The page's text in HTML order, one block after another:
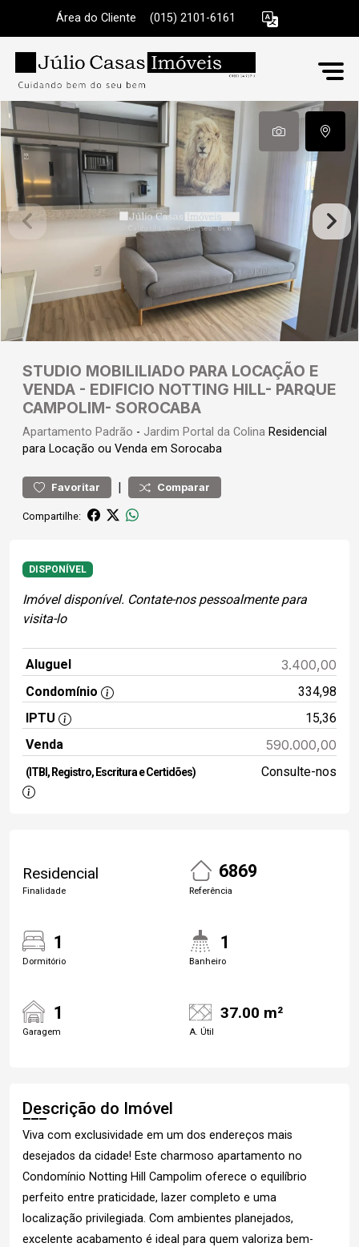
Área do Cliente (015) 2101-6161
STUDIO MOBILILIADO PARA LOCAÇÃO E
VENDA - EDIFICIO NOTTING HILL- PARQUE
CAMPOLIM- SOROCABA
Apartamento Padrão - Jardim Portal da Colina Residencial
para Locação ou Venda em Sorocaba
Favoritar | Comparar
Compartilhe:
DISPONÍVEL
Imóvel disponível. Contate-nos pessoalmente para
visita-lo
Aluguel 3.400,00
Condomínio
334,98
IPTU
15,36
Venda
590.000,00
(ITBI, Registro, Escritura e Certidões) Consulte-nos
Residencial
Finalidade
6869
Referência
1
Dormitório
1
Banheiro
1
Garagem
37.00 m²
A. Útil
Descrição do Imóvel
Viva com exclusividade em um dos endereços mais
desejados da cidade! Este charmoso apartamento no
Condomínio Notting Hill Campolim oferece o equilíbrio
perfeito entre praticidade, lazer completo e uma
localização privilegiada. Com ambientes planejados,
excelente acabamento é ideal para quem valoriza bem-